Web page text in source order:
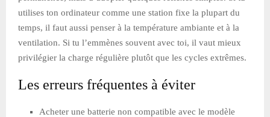
utilises ton ordinateur comme une station fixe la plupart du
temps, il faut aussi penser à la température ambiante et à la
ventilation. Si tu l’emmènes souvent avec toi, il vaut mieux
privilégier la charge régulière plutôt que les cycles extrêmes.
Les erreurs fréquentes à éviter
Acheter une batterie non compatible avec le modèle